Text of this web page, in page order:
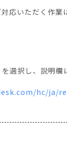
応いただく作業
選択し、説明
hc/ja/